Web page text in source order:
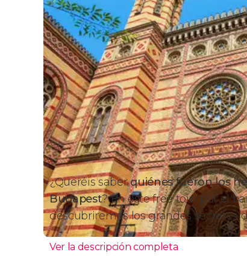
¿Queréis saberquiénes fueron los
Budapest? En este free tour por el
descubriremos los grandes secretos
Ver la descripción completa